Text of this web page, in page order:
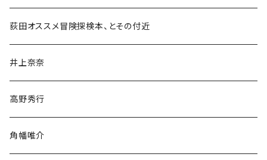
和書
文学・小説・物語
随筆・ノンフィクション・その他
荻田オススメ冒険探検本、とその付近
井上奈奈
高野秀行
角幡唯介